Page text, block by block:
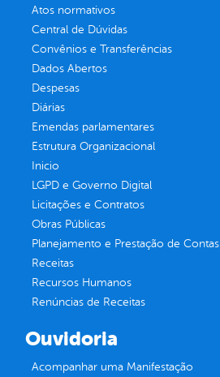
Atos normativos
Central de Dúvidas
Convênios e Transferências
Dados Abertos
Despesas
Diárias
Emendas parlamentares
Estrutura Organizacional
Inicio
LGPD e Governo Digital
Licitações e Contratos
Obras Públicas
Planejamento e Prestação de Contas
Receitas
Recursos Humanos
Renúncias de Receitas
Ouvidoria
Acompanhar uma Manifestação